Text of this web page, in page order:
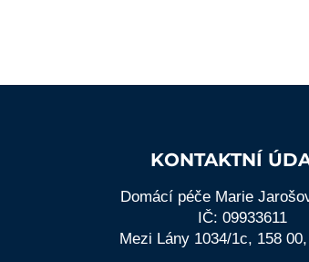
KONTAKTNÍ
Domácí péče Marie
IČ: 09933611
Mezi Lány 1034/1c, 158